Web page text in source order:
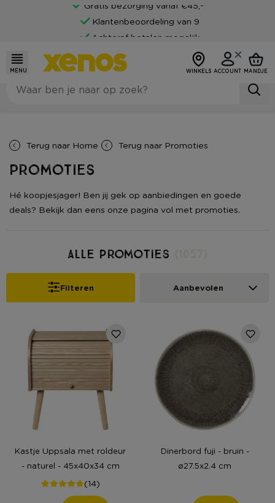
Klantenbeoordeling van 9
Achteraf betalen mogelijk
MENU WINKELS ACCOUNT MANDJE
Terug naar Home Terug naar Promoties
Promoties
Hé koopjesjager! Ben jij gek op aanbiedingen en goede
deals? Bekijk dan eens onze pagina vol met promoties.
Alle Promoties
Filteren Aanbevolen
Kastje Uppsala met roldeur
- naturel - 45x40x34 cm
(14)
Dinerbord fuji - bruin -
ø27.5x2.4 cm